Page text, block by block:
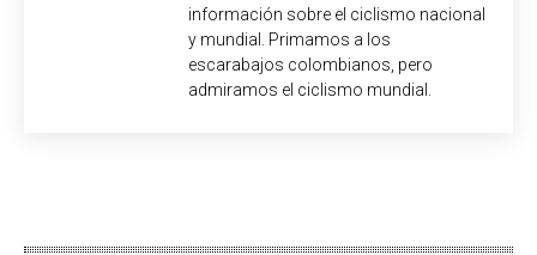
información sobre el ciclismo nacional
y mundial. Primamos a los
escarabajos colombianos, pero
admiramos el ciclismo mundial.